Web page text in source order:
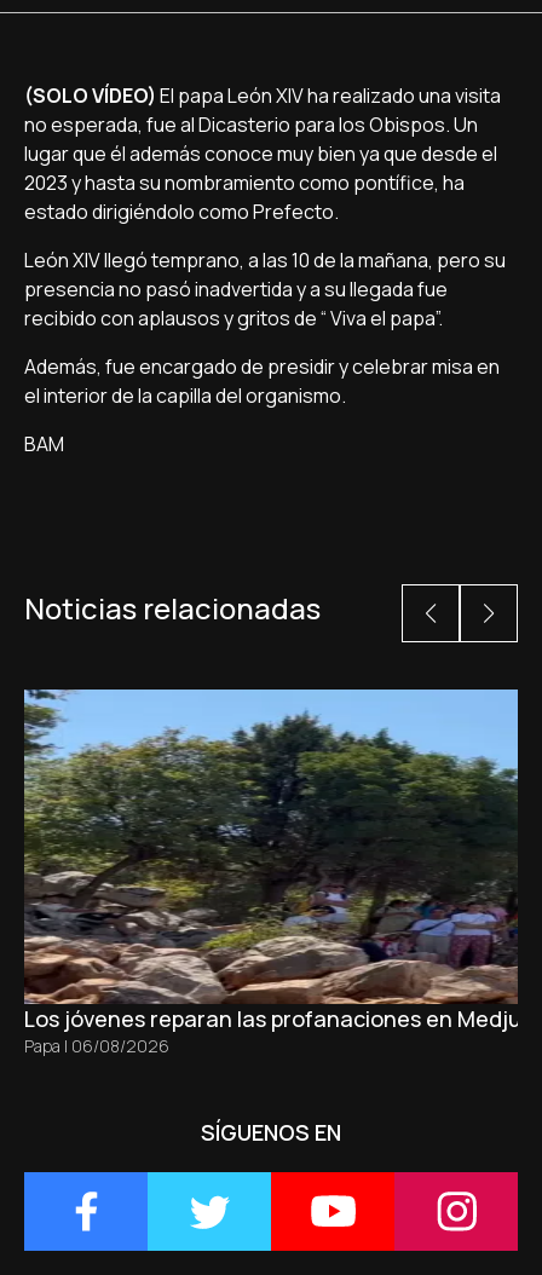
(SOLO VÍDEO) El papa León XIV ha realizado una visita
no esperada, fue al Dicasterio para los Obispos. Un
lugar que él además conoce muy bien ya que desde el
2023 y hasta su nombramiento como pontífice, ha
estado dirigiéndolo como Prefecto.
León XIV llegó temprano, a las 10 de la mañana, pero su
presencia no pasó inadvertida y a su llegada fue
recibido con aplausos y gritos de “ Viva el papa”.
Además, fue encargado de presidir y celebrar misa en
el interior de la capilla del organismo.
BAM
Noticias relacionadas
Los jóvenes reparan las profanaciones en
Papa | 06/08/2026
SÍGUENOS EN